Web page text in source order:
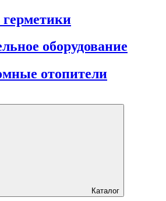
оборудование
отопители
Каталог